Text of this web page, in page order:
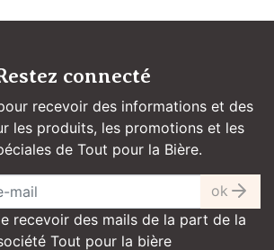
connecté
recevoir des informations et des
les produits, les promotions et les
de Tout pour la Bière.
ok
recevoir des mails de la part de la
Tout pour la bière